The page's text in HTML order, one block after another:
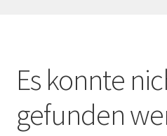
Unsere Märkte
Kontakt
Es konnte
gefunden